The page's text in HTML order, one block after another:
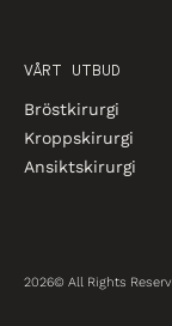
VÅRT UTBUD
Bröstkirurgi
Kroppskirurgi
Ansiktskirurgi
2026© All Rights